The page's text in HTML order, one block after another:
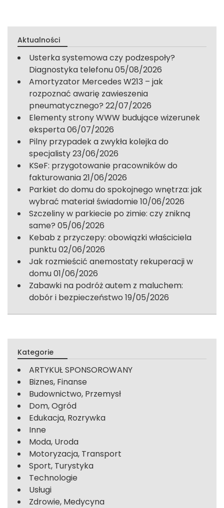
Aktualności
Usterka systemowa czy podzespoły?
Diagnostyka telefonu05/08/2026
Amortyzator Mercedes W213 – jak
rozpoznać awarię zawieszenia
pneumatycznego? 22/07/2026
Elementy strony WWW budujące wizerunek
eksperta06/07/2026
Pilny przypadek a zwykła kolejka do
specjalisty23/06/2026
KSeF: przygotowanie pracowników do
fakturowania21/06/2026
Parkiet do domu do spokojnego wnętrza: jak
wybrać materiał świadomie 10/06/2026
Szczeliny w parkiecie po zimie: czy znikną
same? 05/06/2026
Kebab z przyczepy: obowiązki właściciela
punktu02/06/2026
Jak rozmieścić anemostaty rekuperacji w
domu01/06/2026
Zabawki na podróż autem z maluchem:
dobór i bezpieczeństwo 19/05/2026
Kategorie
ARTYKUŁ SPONSOROWANY
Biznes, Finanse
Budownictwo, Przemysł
Dom, Ogród
Edukacja, Rozrywka
Inne
Moda, Uroda
Motoryzacja, Transport
Sport, Turystyka
Technologie
Usługi
Zdrowie, Medycyna